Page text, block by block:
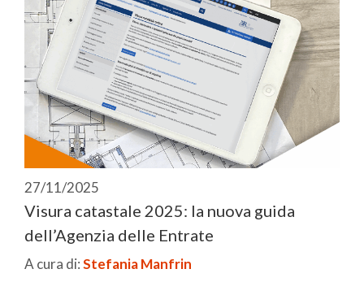
27/11/2025
Visura catastale 2025: la nuova guida
dell’Agenzia delle Entrate
A cura di:Stefania Manfrin